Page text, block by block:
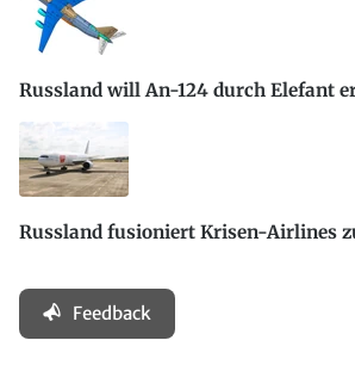
Russland will An-124 durch Elefant
Russland fusioniert Krisen-Airlines
Feedback